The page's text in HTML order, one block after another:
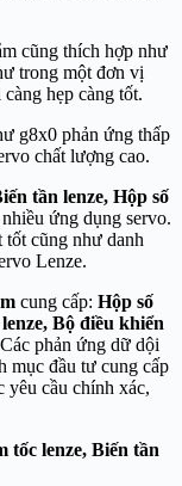
cũng thích hợp như
trong một đơn vị
hẹp càng tốt.
g8x0 phản ứng thấp
chất lượng cao.
tần lenze, Hộp số
ứng dụng servo.
cũng như danh
Lenze.
cung cấp: Hộp số
Bộ điều khiển
phản ứng dữ dội
mục đầu tư cung cấp
yêu cầu chính xác,
tốc lenze, Biến tần